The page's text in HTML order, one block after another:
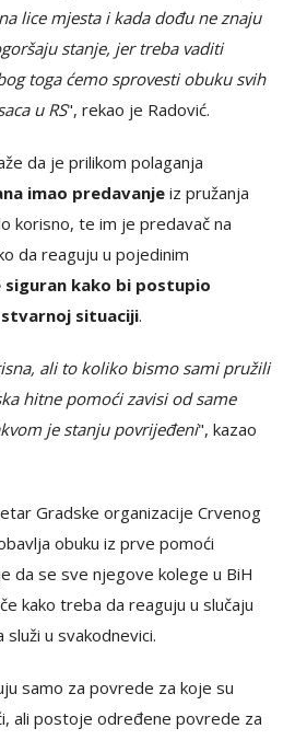
lice mjesta i kada dođu ne znaju
stanje, jer treba vaditi
toga ćemo sprovesti obuku svih
u RS", rekao je Radović.
da je prilikom polaganja
imao predavanjeiz pružanja
korisno, te im je predavač na
da reaguju u pojedinim
siguran kako bi postupio
stvarnoj situaciji.
ali to koliko bismo sami pružili
hitne pomoći zavisi od same
je stanju povrijeđeni", kazao
Gradske organizacije Crvenog
obuku iz prve pomoći
da se sve njegove kolege u BiH
kako treba da reaguju u slučaju
u svakodnevici.
samo za povrede za koje su
ali postoje određene povrede za